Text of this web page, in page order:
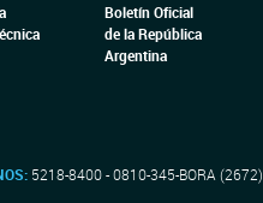
Boletín Oficial
de la República
Argentina
5218-8400 - 0810-345-BORA (2672)